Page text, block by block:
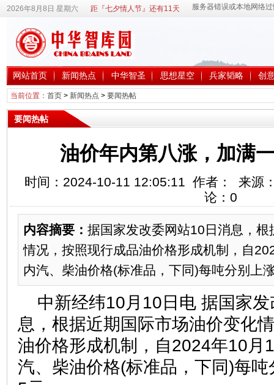
2026年8月8日 星期六 距『七夕情人节』还有11天
网站首页 新闻热点 中华智圣 思想星空 兵家韬略 创
当前位置： 首页> 新闻热点 > 要闻热帖
要闻热帖
油价年内第八涨，加满
时间：2024-10-11 12:05:11 作者： 来源
论： 0
内容摘要： 据国家发改委网站10日消息，
情况，按照现行成品油价格形成机制，自
内汽、柴油价格(标准品，下同)每吨分别上
中新经纬10月10日电 据国家
息，根据近期国际市场油价变化
油价格形成机制，自2024年10月
汽、柴油价格(标准品，下同)每